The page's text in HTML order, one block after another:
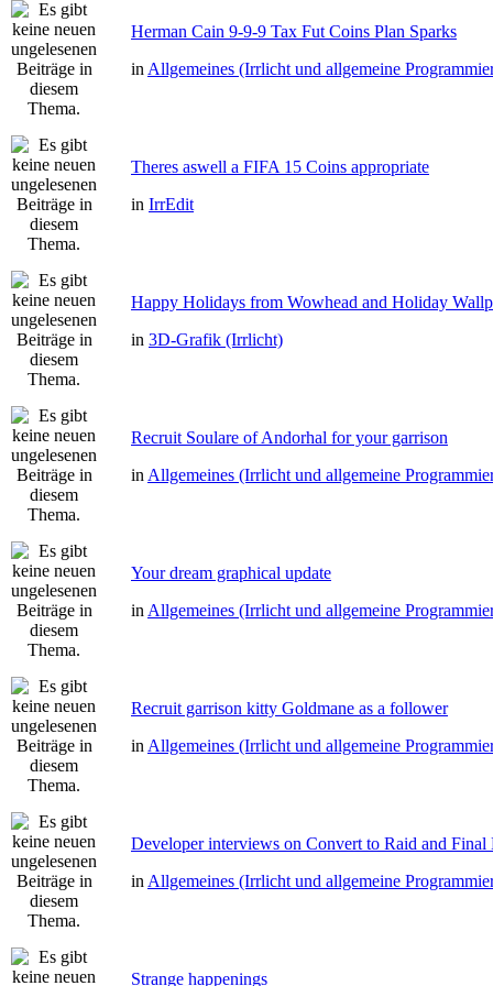
Herman Cain 9-9-9 Tax Fut Coins Plan Sparks
in Allgemeines (Irrlicht und allgemeine
Theres aswell a FIFA 15 Coins appropriate
in IrrEdit
Happy Holidays from Wowhead and Holiday
in 3D-Grafik (Irrlicht)
Recruit Soulare of Andorhal for your garrison
in Allgemeines (Irrlicht und allgemeine
Your dream graphical update
in Allgemeines (Irrlicht und allgemeine
Recruit garrison kitty Goldmane as a follower
in Allgemeines (Irrlicht und allgemeine
Developer interviews on Convert to Raid and Final
in Allgemeines (Irrlicht und allgemeine
Strange happenings